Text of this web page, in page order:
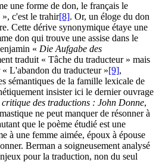
une forme de don, le français le
c'est le trahir[8]. Or, un éloge du don
Cette dérive synonymique étaye une
don qui trouve une assise dans le
« Die Aufgabe des
traduit « Tâche du traducteur » mais
L'abandon du traducteur »[9],
sémantiques de la famille lexicale de
insister ici le dernier ouvrage
des traductions : John Donne,
ne peut manquer de résonner à
que le poème étudié est une
à une femme aimée, époux à épouse
Berman a soigneusement analysé
pour la traduction, non du seul